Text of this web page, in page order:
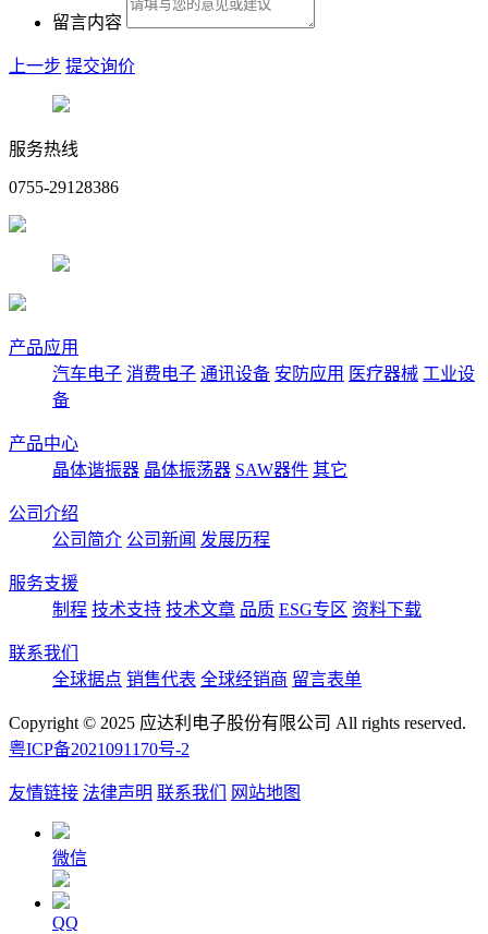
留言内容
上一步 提交询价
服务热线
0755-29128386
产品应用
汽车电子 消费电子 通讯设备 安防应用 医疗器械 工业设
备
产品中心
晶体谐振器 晶体振荡器 SAW器件 其它
公司介绍
公司简介 公司新闻 发展历程
服务支援
制程 技术支持 技术文章 品质 ESG专区 资料下载
联系我们
全球据点 销售代表 全球经销商 留言表单
Copyright © 2025 应达利电子股份有限公司 All rights reserved.
粤ICP备2021091170号-2
友情链接 法律声明 联系我们 网站地图
微信
QQ